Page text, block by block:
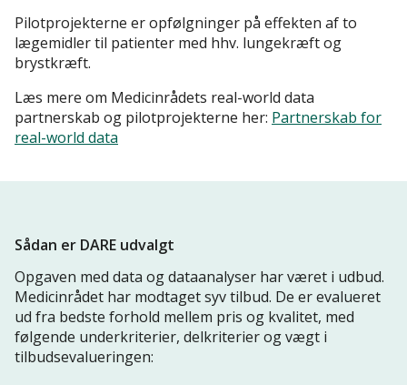
Pilotprojekterne er opfølgninger på effekten af to
lægemidler til patienter med hhv. lungekræft og
brystkræft.
Læs mere om Medicinrådets real-world data
partnerskab og pilotprojekterne her: Partnerskab for
real-world data
Sådan er DARE udvalgt
Opgaven med data og dataanalyser har været i udbud.
Medicinrådet har modtaget syv tilbud. De er evalueret
ud fra bedste forhold mellem pris og kvalitet, med
følgende underkriterier, delkriterier og vægt i
tilbudsevalueringen: